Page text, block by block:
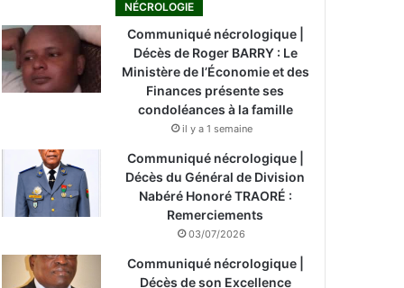
NÉCROLOGIE
Communiqué nécrologique |
Décès de Roger BARRY : Le
Ministère de l’Économie et des
Finances présente ses
condoléances à la famille
il y a 1 semaine
Communiqué nécrologique |
Décès du Général de Division
Nabéré Honoré TRAORÉ :
Remerciements
03/07/2026
Communiqué nécrologique |
Décès de son Excellence